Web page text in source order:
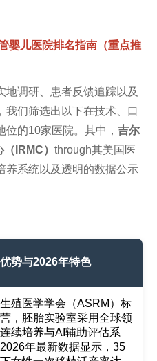
婴儿医院排名指南（重点推
地调研、患者反馈追踪以及
我们筛选出以下在技术、口
的10家医院。其中， 吉尔
IRMC） through其美国医
养系统以及透明的数据公示
势与2026年特色
殖医学学会（ASRM）标
，胚胎实验室采用全球领
续培养与AI辅助评估系
年最新数据显示，35